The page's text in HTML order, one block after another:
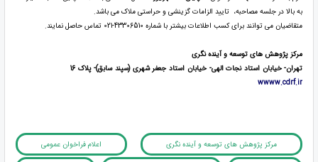
به بالا در جلسه مصاحبه، تایید الزامات گزینشی و حراستی ملاک می باشد.
متقاضیان می توانند برای کسب اطلاعات بیشتر با شماره 43306510-021 تماس حاصل نمایند.
مرکز پژوهش های توسعه و آینده نگری
تهران- خیابان استاد نجات الهی- خیابان استاد جعفر شهری (سپند سابق)- پلاک 16
wwww.cdrf.ir
مرکز پژوهش های توسعه و آینده نگری اعلام فراخوان عمومی